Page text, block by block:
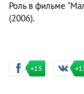
Роль в фильме
(2006).
+15